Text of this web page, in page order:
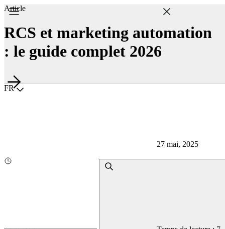
Choisir la langue
FR
Article
RCS et marketing automation
: le guide complet 2026
27 mai, 2025